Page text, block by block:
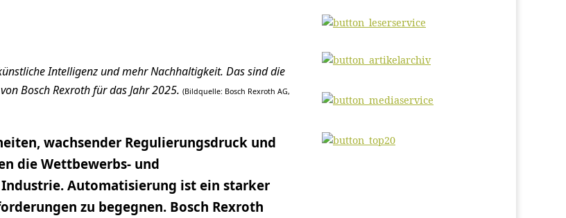
Intelligenz und mehr Nachhaltigkeit. Das sind die
Bosch Rexroth für das Jahr 2025. (Bildquelle: Bosch Rexroth AG,
wachsender Regulierungsdruck und
die Wettbewerbs- und
Automatisierung ist ein starker
zu begegnen. Bosch Rexroth